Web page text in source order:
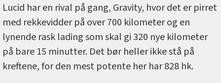
Lucid har en rival på gang, Gravity, hvor det er pirret
med rekkevidder på over 700 kilometer og en
lynende rask lading som skal gi 320 nye kilometer
på bare 15 minutter. Det bør heller ikke stå på
kreftene, for den mest potente her har 828 hk.